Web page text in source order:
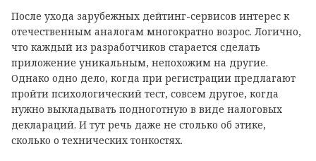
После ухода зарубежных дейтинг-сервисов интерес к
отечественным аналогам многократно возрос. Логично,
что каждый из разработчиков старается сделать
приложение уникальным, непохожим на другие.
Однако одно дело, когда при регистрации предлагают
пройти психологический тест, совсем другое, когда
нужно выкладывать подноготную в виде налоговых
деклараций. И тут речь даже не столько об этике,
сколько о технических тонкостях.